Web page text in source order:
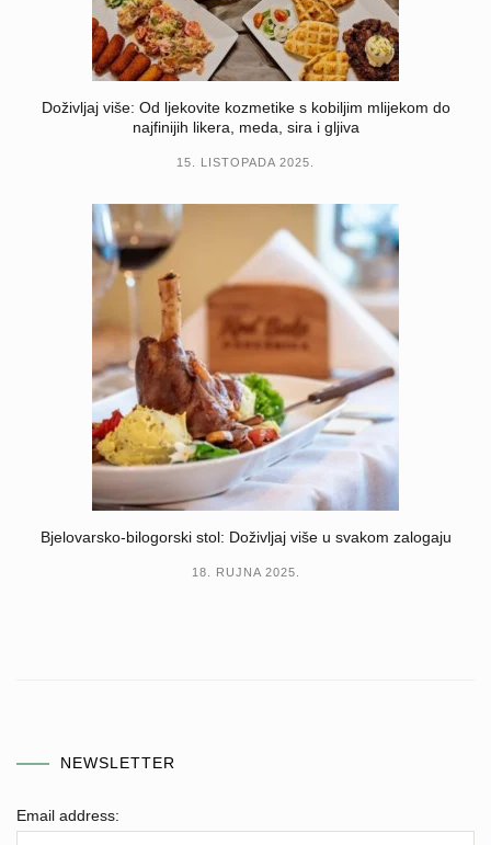
Doživljaj više: Od ljekovite kozmetike s kobiljim mlijekom do
najfinijih likera, meda, sira i gljiva
15. LISTOPADA 2025.
Bjelovarsko-bilogorski stol: Doživljaj više u svakom zalogaju
18. RUJNA 2025.
NEWSLETTER
Email address: